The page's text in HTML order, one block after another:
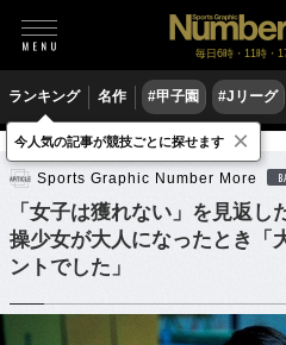
毎日6時・11時・
ランキング 名作 #甲子園 #Jリーグ
体操 体操日本代表
Sports Graphic Number More
「女子は獲れない」を見返
操少女が大人になったとき「
ントでした」
今人気の記事が競技ごとに探せます ×